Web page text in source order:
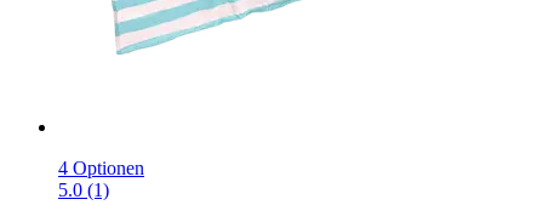
4 Optionen
5.0 (1)